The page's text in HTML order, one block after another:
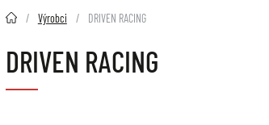
2HMOTO.cz Výrobci DRIVEN RACING
DRIVEN RACING